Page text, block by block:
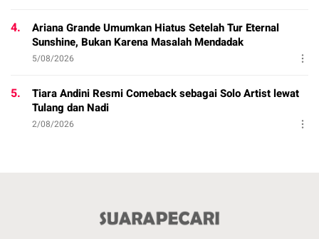
4.
Ariana Grande Umumkan Hiatus Setelah Tur Eternal
Sunshine, Bukan Karena Masalah Mendadak
5/08/2026
5.
Tiara Andini Resmi Comeback sebagai Solo Artist lewat
Tulang dan Nadi
2/08/2026